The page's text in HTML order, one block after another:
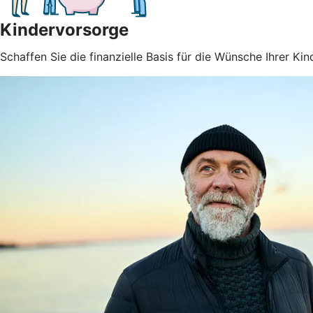
Kindervorsorge
Schaffen Sie die finanzielle Basis für die Wünsche Ihrer